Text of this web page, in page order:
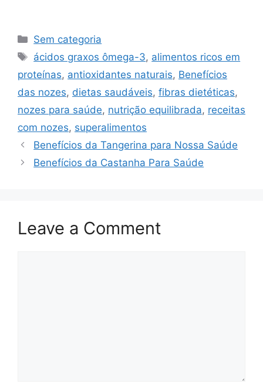
Categories
Sem categoria
Tags
ácidos graxos ômega-3, alimentos ricos em
proteínas, antioxidantes naturais, Benefícios
das nozes, dietas saudáveis, fibras dietéticas,
nozes para saúde, nutrição equilibrada, receitas
com nozes, superalimentos
Benefícios da Tangerina para Nossa Saúde
Benefícios da Castanha Para Saúde
Leave a Comment